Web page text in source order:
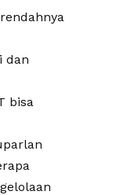
dan
bisa